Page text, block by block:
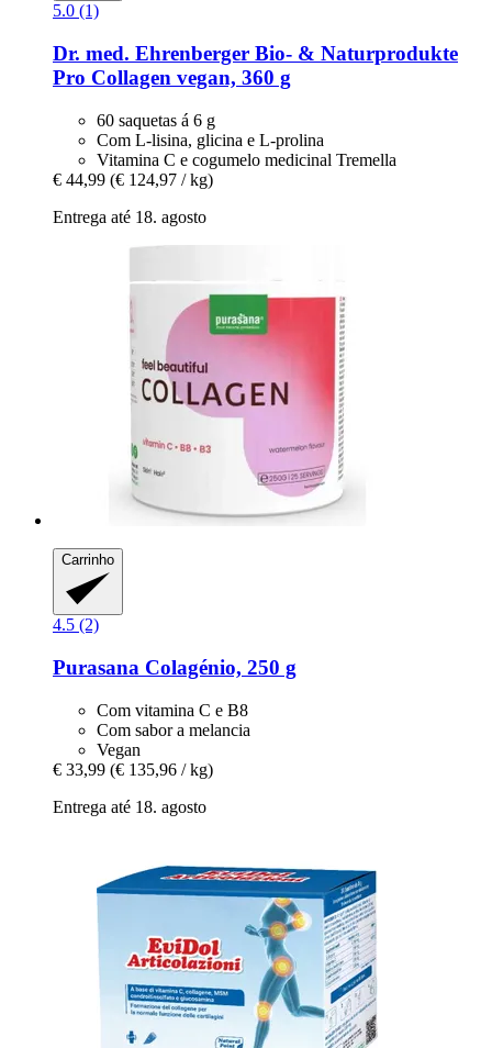
5.0 (1)
Dr. med. Ehrenberger Bio- & Naturprodukte
Pro Collagen vegan, 360 g
60 saquetas á 6 g
Com L-lisina, glicina e L-prolina
Vitamina C e cogumelo medicinal Tremella
€ 44,99 (€ 124,97 / kg)
Entrega até 18. agosto
Carrinho
4.5 (2)
Purasana Colagénio, 250 g
Com vitamina C e B8
Com sabor a melancia
Vegan
€ 33,99 (€ 135,96 / kg)
Entrega até 18. agosto